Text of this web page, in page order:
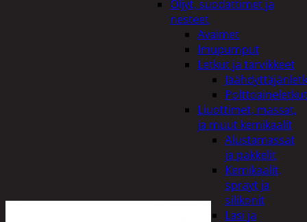
Öljyt, suodattimet ja
nesteet
Avaimet
Imupumput
Letkut ja tarvikkeet
Polttoaineletkut
Liuottimet, massat,
ja muut kemikaalit
Alustamassat
ja pakkelit
Kemikaalit,
sprayt ja
silikonit
Lasi ja